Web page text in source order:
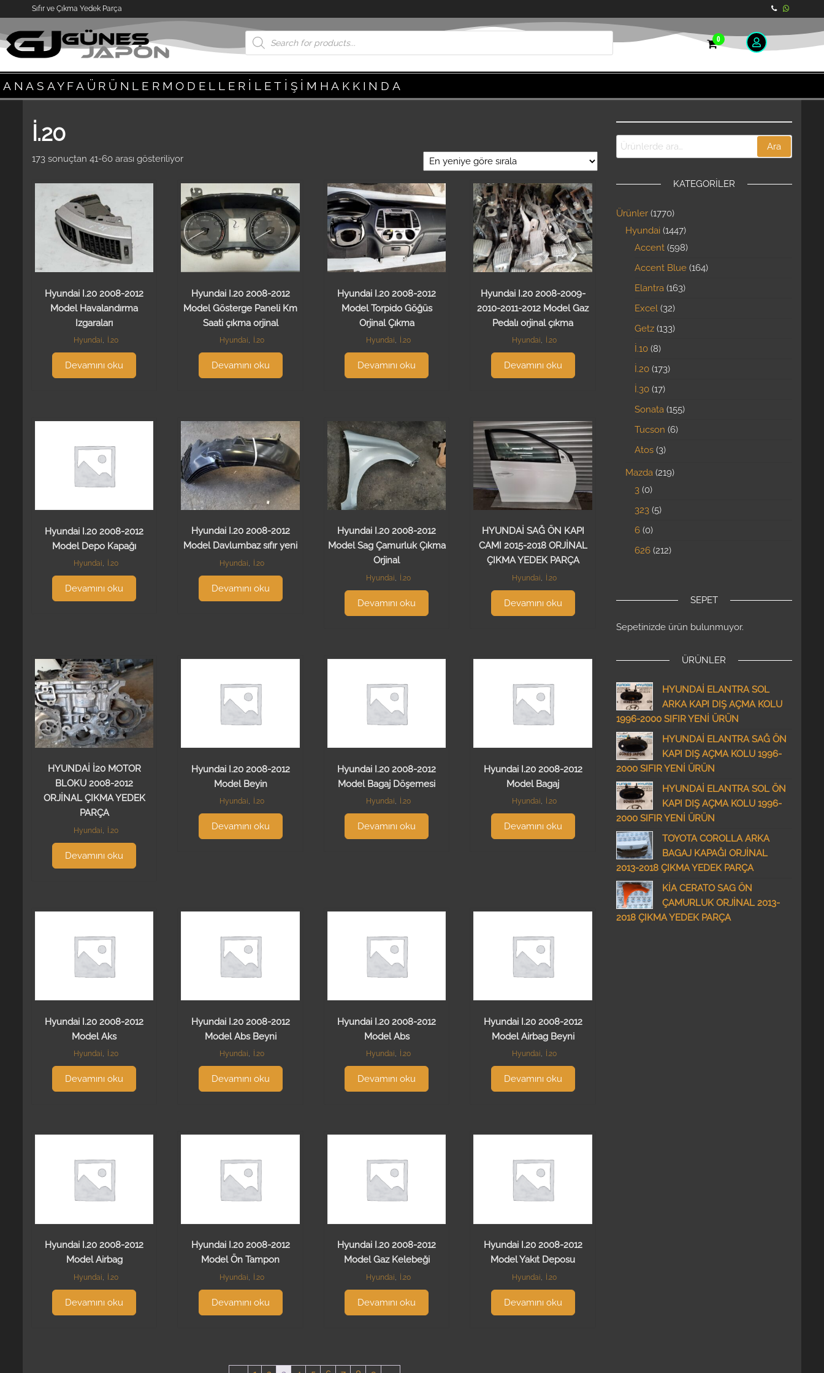
Sıfır ve Çıkma Yedek Parça
0
ANASAYFA ÜRÜNLER MODELLER İLETIŞIM HAKKINDA
İ.20
173 sonuçtan 41-60 arası gösteriliyor
Hyundai I.20 2008-2012
Model Havalandırma
Izgaraları
Hyundai, İ.20
Devamını oku
Hyundai I.20 2008-2012
Model Gösterge Paneli Km
Saati çıkma orjinal
Hyundai, İ.20
Devamını oku
Hyundai I.20 2008-2012
Model Torpido Göğüs
Orjinal Çıkma
Hyundai, İ.20
Devamını oku
Hyundai I.20 2008-2009-
2010-2011-2012 Model Gaz
Pedalı orjinal çıkma
Hyundai, İ.20
Devamını oku
Hyundai I.20 2008-2012
Model Depo Kapağı
Hyundai, İ.20
Devamını oku
Hyundai I.20 2008-2012
Model Davlumbaz sıfır yeni
Hyundai, İ.20
Devamını oku
Hyundai I.20 2008-2012
Model Sag Çamurluk Çıkma
Orjinal
Hyundai, İ.20
Devamını oku
HYUNDAİ SAĞ ÖN KAPI
CAMI 2015-2018 ORJİNAL
ÇIKMA YEDEK PARÇA
Hyundai, İ.20
Devamını oku
HYUNDAİ İ20 MOTOR
BLOKU 2008-2012
ORJİNAL ÇIKMA YEDEK
PARÇA
Hyundai, İ.20
Devamını oku
Hyundai I.20 2008-2012
Model Beyin
Hyundai, İ.20
Devamını oku
Hyundai I.20 2008-2012
Model Bagaj Döşemesi
Hyundai, İ.20
Devamını oku
Hyundai I.20 2008-2012
Model Bagaj
Hyundai, İ.20
Devamını oku
Hyundai I.20 2008-2012
Model Aks
Hyundai, İ.20
Devamını oku
Hyundai I.20 2008-2012
Model Abs Beyni
Hyundai, İ.20
Devamını oku
Hyundai I.20 2008-2012
Model Abs
Hyundai, İ.20
Devamını oku
Hyundai I.20 2008-2012
Model Airbag Beyni
Hyundai, İ.20
Devamını oku
Hyundai I.20 2008-2012
Model Airbag
Hyundai İ.20
Devamını oku
Hyundai I.20 2008-2012
Model Ön Tampon
Hyundai İ.20
Devamını oku
Hyundai I.20 2008-2012
Model Gaz Kelebeği
Hyundai İ.20
Devamını oku
Hyundai I.20 2008-2012
Model Yakıt Deposu
Hyundai İ.20
Devamını oku
Ara
KATEGORILER
Ürünler 1770
Hyundai 1447
Accent 598
Accent Blue 164
Elantra 163
Excel 32
Getz 133
İ.10 8
İ.20 173
İ.30 17
Sonata 155
Tucson 6
Atos 3
Mazda 219
3 0
323 5
6 0
626 212
SEPET
Sepetinizde ürün bulunmuyor.
ÜRÜNLER
HYUNDAİ ELANTRA SOL
ARKA KAPI DIŞ AÇMA KOLU
1996-2000 SIFIR YENİ ÜRÜN
HYUNDAİ ELANTRA SAĞ ÖN
KAPI DIŞ AÇMA KOLU 1996-
2000 SIFIR YENİ ÜRÜN
HYUNDAİ ELANTRA SOL ÖN
KAPI DIŞ AÇMA KOLU 1996-
2000 SIFIR YENİ ÜRÜN
TOYOTA COROLLA ARKA
BAGAJ KAPAĞI ORJİNAL
2013-2018 ÇIKMA YEDEK PARÇA
KİA CERATO SAG ÖN
ÇAMURLUK ORJİNAL 2013-
2018 ÇIKMA YEDEK PARÇA